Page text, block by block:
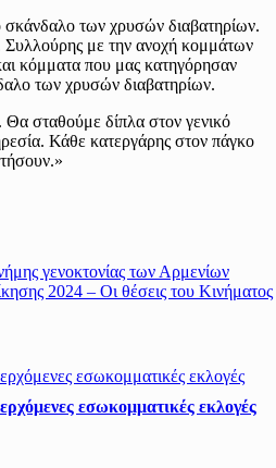
σκάνδαλο των χρυσών διαβατηρίων.
Συλλούρης με την ανοχή κομμάτων
κόμματα που μας κατηγόρησαν
των χρυσών διαβατηρίων.
σταθούμε δίπλα στον γενικό
Κάθε κατεργάρης στον πάγκο
γενοκτονίας των Αρμενίων
2024 – Οι θέσεις του Κινήματος
εσωκομματικές εκλογές